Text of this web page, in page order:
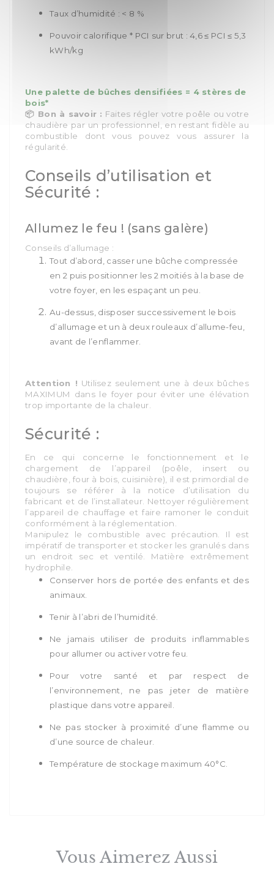
Taux d’humidité : < 8 %
Pouvoir calorifique * PCI sur brut : 4,6 ≤ PCI ≤ 5,3
kWh/kg
Une palette de bûches densifiées = 4 stères de
bois*
📦 Bon à savoir : Faites régler votre poêle ou votre
chaudière par un professionnel, en restant fidèle au
combustible dont vous pouvez vous assurer la
régularité.
Conseils d’utilisation et
Sécurité :
Allumez le feu ! (sans galère)
Conseils d’allumage :
Tout d’abord, casser une bûche compressée
en 2 puis positionner les 2 moitiés à la base de
votre foyer, en les espaçant un peu.
Au-dessus, disposer successivement le bois
d’allumage et un à deux rouleaux d’allume-feu,
avant de l’enflammer.
Attention ! Utilisez seulement une à deux bûches
MAXIMUM dans le foyer pour éviter une élévation
trop importante de la chaleur.
Sécurité :
En ce qui concerne le fonctionnement et le
chargement de l’appareil (poêle, insert ou
chaudière, four à bois, cuisinière), il est primordial de
toujours se référer à la notice d’utilisation du
fabricant et de l’installateur. Nettoyer régulièrement
l’appareil de chauffage et faire ramoner le conduit
conformément à la réglementation.
Manipulez le combustible avec précaution. Il est
impératif de transporter et stocker les granulés dans
un endroit sec et ventilé. Matière extrêmement
hydrophile.
Conserver hors de portée des enfants et des
animaux.
Tenir à l’abri de l’humidité.
Ne jamais utiliser de produits inflammables
pour allumer ou activer votre feu.
Pour votre santé et par respect de
l’environnement, ne pas jeter de matière
plastique dans votre appareil.
Ne pas stocker à proximité d’une flamme ou
d’une source de chaleur.
Température de stockage maximum 40°C.
Vous Aimerez Aussi